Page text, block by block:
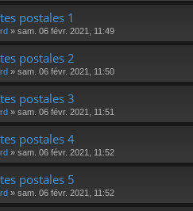
postales 1
» sam. 06 févr. 2021, 11:49
postales 2
» sam. 06 févr. 2021, 11:50
postales 3
» sam. 06 févr. 2021, 11:51
postales 4
» sam. 06 févr. 2021, 11:52
postales 5
» sam. 06 févr. 2021, 11:52